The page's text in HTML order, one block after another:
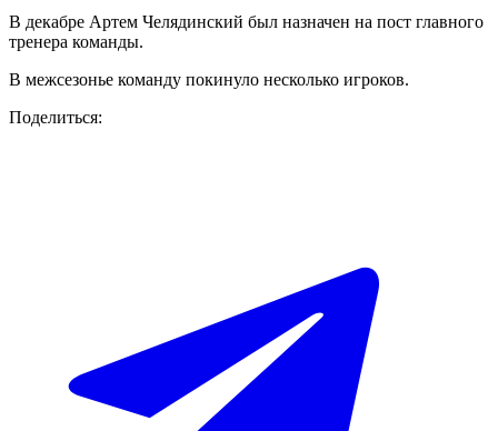
В декабре Артем Челядинский был назначен на пост главного
тренера команды.
В межсезонье команду покинуло несколько игроков.
Поделиться: